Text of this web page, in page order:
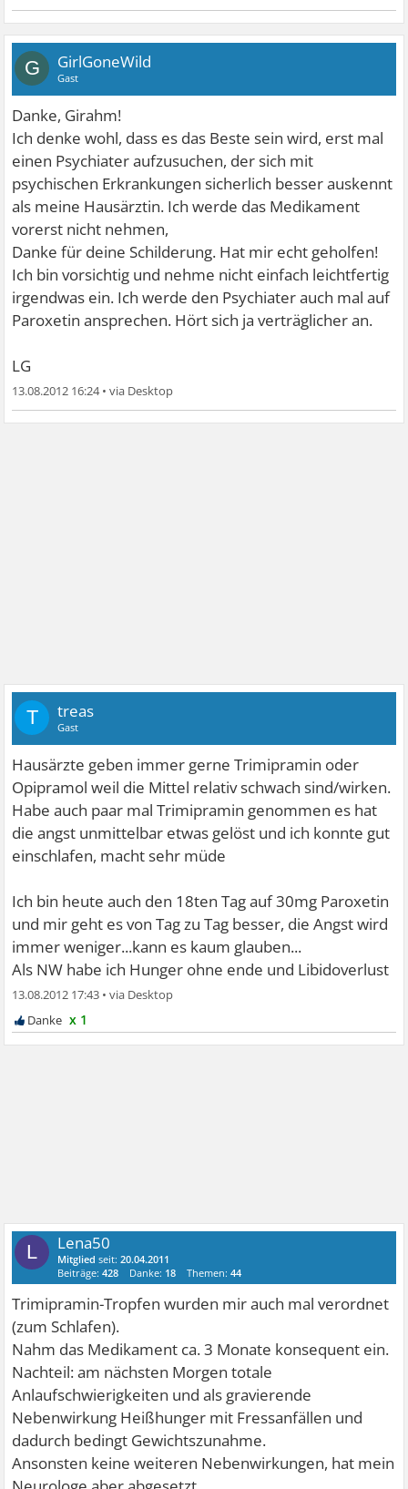
G GirlGoneWild
Gast
Danke, Girahm!
Ich denke wohl, dass es das Beste sein wird, erst mal
einen Psychiater aufzusuchen, der sich mit
psychischen Erkrankungen sicherlich besser auskennt
als meine Hausärztin. Ich werde das Medikament
vorerst nicht nehmen,
Danke für deine Schilderung. Hat mir echt geholfen!
Ich bin vorsichtig und nehme nicht einfach leichtfertig
irgendwas ein. Ich werde den Psychiater auch mal auf
Paroxetin ansprechen. Hört sich ja verträglicher an.
LG
13.08.2012 16:24•
T treas
Gast
Hausärzte geben immer gerne Trimipramin oder
Opipramol weil die Mittel relativ schwach sind/wirken.
Habe auch paar mal Trimipramin genommen es hat
die angst unmittelbar etwas gelöst und ich konnte gut
einschlafen, macht sehr müde
Ich bin heute auch den 18ten Tag auf 30mg Paroxetin
und mir geht es von Tag zu Tag besser, die Angst wird
immer weniger...kann es kaum glauben...
Als NW habe ich Hunger ohne ende und Libidoverlust
13.08.2012 17:43 •
x 1
L Lena50
Mitglied seit:20.04.2011
Beiträge:428 Danke: 18 Themen:44
Trimipramin-Tropfen wurden mir auch mal verordnet
(zum Schlafen).
Nahm das Medikament ca. 3 Monate konsequent ein.
Nachteil: am nächsten Morgen totale
Anlaufschwierigkeiten und als gravierende
Nebenwirkung Heißhunger mit Fressanfällen und
dadurch bedingt Gewichtszunahme.
Ansonsten keine weiteren Nebenwirkungen, hat mein